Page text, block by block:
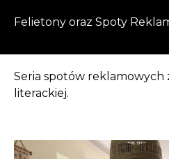
Felietony oraz Spoty
Seria spotów reklamowych
literackiej.